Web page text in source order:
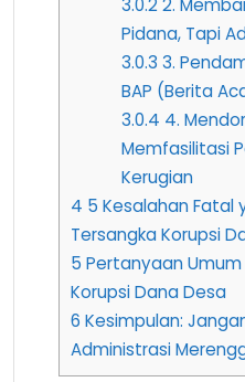
3.0.22.
Pidana, Tapi
3.0.3 3.
BAP (Berita
3.0.4 4.
Memfasilitasi
Kerugian
4 5 Kesalahan Fatal
Tersangka Korupsi
5 Pertanyaan Umum
Korupsi Dana Desa
6 Kesimpulan:
Administrasi